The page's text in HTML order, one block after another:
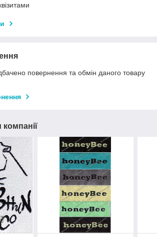
повернення та обмін даного товару
компанії